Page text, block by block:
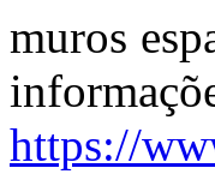
muros
https://